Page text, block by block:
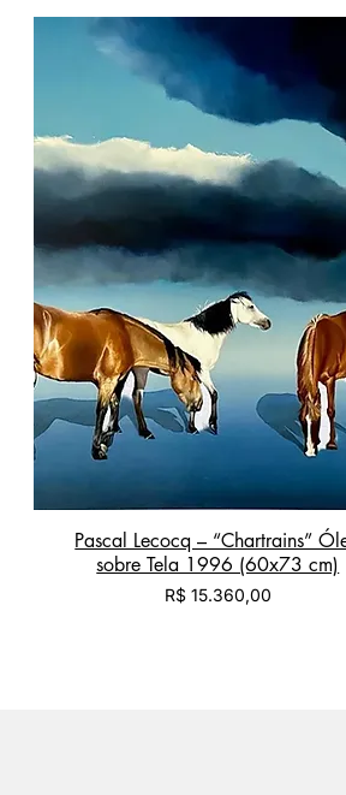
Pascal Lecocq – “Chartrains”
sobre Tela 1996 (60x73 cm)
Preço
R$ 15.360,00